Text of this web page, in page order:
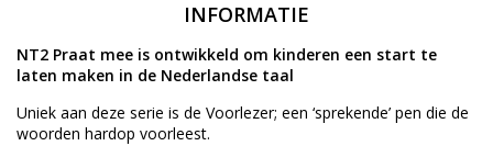
INFORMATIE
NT2 Praat mee is ontwikkeld om kinderen een start te
laten maken in de Nederlandse taal
Uniek aan deze serie is de Voorlezer; een ‘sprekende’ pen die de
woorden hardop voorleest.